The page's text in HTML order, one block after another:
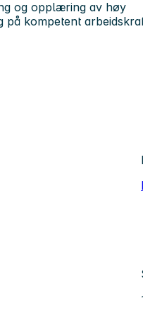
og opplæring av høy
på kompetent